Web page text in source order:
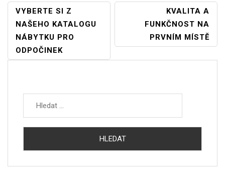
Navigace
Pro
Příspěvek
VYBERTE SI Z
NAŠEHO KATALOGU
NÁBYTKU PRO
ODPOČINEK
KVALITA A
FUNKČNOST NA
PRVNÍM MÍSTĚ